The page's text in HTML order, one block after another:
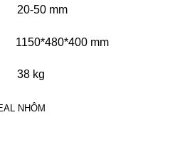
50 mm
mm
38 kg
NHÔM